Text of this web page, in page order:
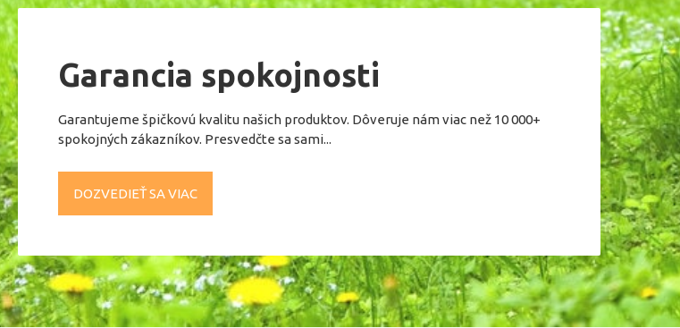
Garancia spokojnosti
Garantujeme špičkovú kvalitu našich produktov. Dôveruje nám viac než 10 000+
spokojných zákazníkov. Presvedčte sa sami...
DOZVEDIEŤ SA VIAC